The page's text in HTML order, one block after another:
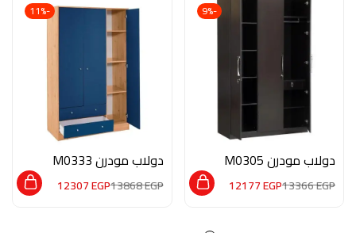
-9%
دولاب مودرن M0305
13366EGP
12177EGP
-11%
دولاب مودرن M0333
13868EGP
12307EGP